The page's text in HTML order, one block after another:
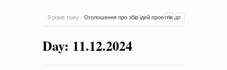
9 років тому - Оголошення про збір ідей проектів до
на період 2018 – 2020 роки Оголошення про збір ідей
проектів
-0 Коментарів
Day: 11.12.2024